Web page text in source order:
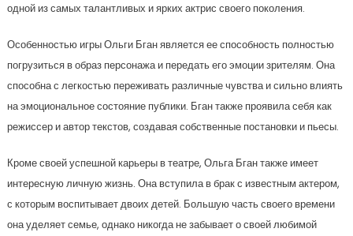
одной из самых талантливых и ярких актрис своего поколения.
Особенностью игры Ольги Бган является ее способность полностью
погрузиться в образ персонажа и передать его эмоции зрителям. Она
способна с легкостью переживать различные чувства и сильно влиять
на эмоциональное состояние публики. Бган также проявила себя как
режиссер и автор текстов, создавая собственные постановки и пьесы.
Кроме своей успешной карьеры в театре, Ольга Бган также имеет
интересную личную жизнь. Она вступила в брак с известным актером,
с которым воспитывает двоих детей. Большую часть своего времени
она уделяет семье, однако никогда не забывает о своей любимой